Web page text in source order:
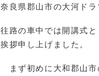
奈良県郡山市の大河ド
往路の車中では開講式
挨拶申し上げました。
まず初めに大和郡山